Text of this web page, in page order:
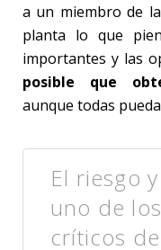
a un miembro de
planta lo que
importantes y las
posible que
aunque todas
El riesgo
uno de
críticos